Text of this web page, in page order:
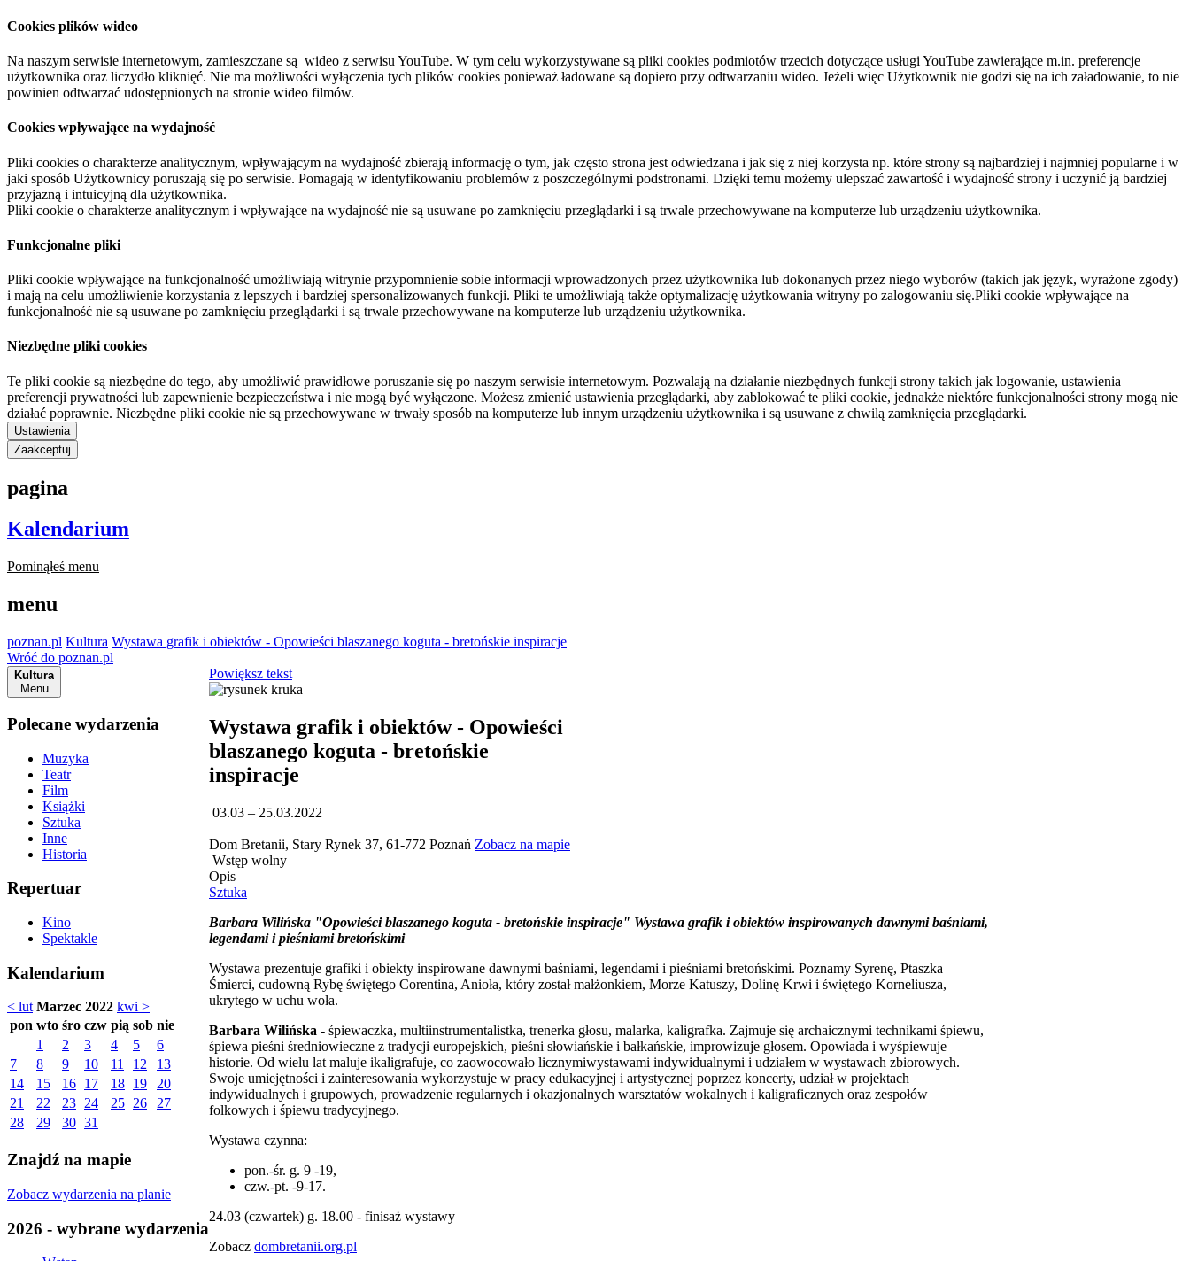
Cookies plików wideo
Na naszym serwisie internetowym, zamieszczane są wideo z serwisu YouTube. W tym celu wykorzystywane są pliki cookies podmiotów trzecich dotyczące usługi YouTube zawierające m.in. preferencje
użytkownika oraz liczydło kliknięć. Nie ma możliwości wyłączenia tych plików cookies ponieważ ładowane są dopiero przy odtwarzaniu wideo. Jeżeli więc Użytkownik nie godzi się na ich załadowanie, to nie
powinien odtwarzać udostępnionych na stronie wideo filmów.
Cookies wpływające na wydajność
Pliki cookies o charakterze analitycznym, wpływającym na wydajność zbierają informację o tym, jak często strona jest odwiedzana i jak się z niej korzysta np. które strony są najbardziej i najmniej popularne i w
jaki sposób Użytkownicy poruszają się po serwisie. Pomagają w identyfikowaniu problemów z poszczególnymi podstronami. Dzięki temu możemy ulepszać zawartość i wydajność strony i uczynić ją bardziej
przyjazną i intuicyjną dla użytkownika.
Pliki cookie o charakterze analitycznym i wpływające na wydajność nie są usuwane po zamknięciu przeglądarki i są trwale przechowywane na komputerze lub urządzeniu użytkownika.
Funkcjonalne pliki
Pliki cookie wpływające na funkcjonalność umożliwiają witrynie przypomnienie sobie informacji wprowadzonych przez użytkownika lub dokonanych przez niego wyborów (takich jak język, wyrażone zgody)
i mają na celu umożliwienie korzystania z lepszych i bardziej spersonalizowanych funkcji. Pliki te umożliwiają także optymalizację użytkowania witryny po zalogowaniu się.Pliki cookie wpływające na
funkcjonalność nie są usuwane po zamknięciu przeglądarki i są trwale przechowywane na komputerze lub urządzeniu użytkownika.
Niezbędne pliki cookies
Te pliki cookie są niezbędne do tego, aby umożliwić prawidłowe poruszanie się po naszym serwisie internetowym. Pozwalają na działanie niezbędnych funkcji strony takich jak logowanie, ustawienia
preferencji prywatności lub zapewnienie bezpieczeństwa i nie mogą być wyłączone. Możesz zmienić ustawienia przeglądarki, aby zablokować te pliki cookie, jednakże niektóre funkcjonalności strony mogą nie
działać poprawnie. Niezbędne pliki cookie nie są przechowywane w trwały sposób na komputerze lub innym urządzeniu użytkownika i są usuwane z chwilą zamknięcia przeglądarki.
Ustawienia
Zaakceptuj
pagina
Kalendarium
Pominąłeś menu
menu
poznan.pl Kultura Wystawa grafik i obiektów - Opowieści blaszanego koguta - bretońskie inspiracje
Wróć do poznan.pl
Kultura
Menu
Polecane wydarzenia
Muzyka
Teatr
Film
Książki
Sztuka
Inne
Historia
Repertuar
Kino
Spektakle
Kalendarium
< lut Marzec 2022 kwi >
pon wto śro czw pią sob nie
1
2 3 4 5
6
7
8 9 10 11 12
13
14
15 16 17 18 19
20
21
22 23 24 25 26
27
28
29 30 31
Znajdź na mapie
Zobacz wydarzenia na planie
2026 - wybrane wydarzenia
Powiększ tekst
Wystawa grafik i obiektów - Opowieści
blaszanego koguta - bretońskie
inspiracje
03.03 – 25.03.2022
Dom Bretanii, Stary Rynek 37, 61-772 Poznań Zobacz na mapie
Wstęp wolny
Opis
Sztuka
Barbara Wilińska "Opowieści blaszanego koguta - bretońskie inspiracje" Wystawa grafik i obiektów inspirowanych dawnymi baśniami,
legendami i pieśniami bretońskimi
Wystawa prezentuje grafiki i obiekty inspirowane dawnymi baśniami, legendami i pieśniami bretońskimi. Poznamy Syrenę, Ptaszka
Śmierci, cudowną Rybę świętego Corentina, Anioła, który został małżonkiem, Morze Katuszy, Dolinę Krwi i świętego Korneliusza,
ukrytego w uchu woła.
Barbara Wilińska - śpiewaczka, multiinstrumentalistka, trenerka głosu, malarka, kaligrafka. Zajmuje się archaicznymi technikami śpiewu,
śpiewa pieśni średniowieczne z tradycji europejskich, pieśni słowiańskie i bałkańskie, improwizuje głosem. Opowiada i wyśpiewuje
historie. Od wielu lat maluje ikaligrafuje, co zaowocowało licznymiwystawami indywidualnymi i udziałem w wystawach zbiorowych.
Swoje umiejętności i zainteresowania wykorzystuje w pracy edukacyjnej i artystycznej poprzez koncerty, udział w projektach
indywidualnych i grupowych, prowadzenie regularnych i okazjonalnych warsztatów wokalnych i kaligraficznych oraz zespołów
folkowych i śpiewu tradycyjnego.
Wystawa czynna:
pon.-śr. g. 9 -19,
czw.-pt. -9-17.
24.03 (czwartek) g. 18.00 - finisaż wystawy
Zobacz dombretanii.org.pl